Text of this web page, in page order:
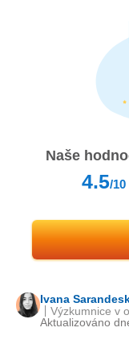
Naše
4.5/10
Ivana
Aktualizováno
Výzkumnice v